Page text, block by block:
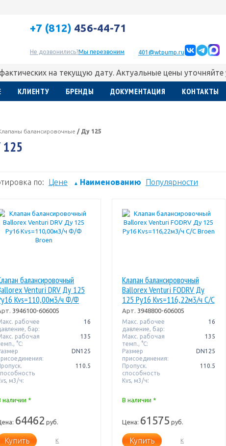
+7 (812) 456-44-71
Не дозвонились?Мы перезвоним 401@wtpump.ru
на текущую дату. Актуальные цены
КЛИЕНТУ БРЕНДЫ ДОКУМЕНТАЦИЯ КОНТАКТЫ
балансировочные / Ду 125
по: Цене ▲ Наименованию Популярности
балансировочный
Venturi DRV Ду 125
Kvs=110,00м3/ч Ф/Ф
3946100-606005
рабочее
бар:
16
рабочая
°С:
135
DN125
м3/ч:
110.5
наличии *
64462 руб.
Купить
К
Клапан балансировочный
Ballorex Venturi FODRV Ду
125 Pу16 Kvs=116,22м3/ч С/С
Broen
Арт. 3948800-606005
Макс. рабочее
давление, бар:
16
Макс. рабочая
темп., °С:
135
Размер
присоединения:
DN125
Пропуск.
способность
Kvs, м3/ч:
110.5
В наличии *
Цена: 61575 руб.
Купить
К